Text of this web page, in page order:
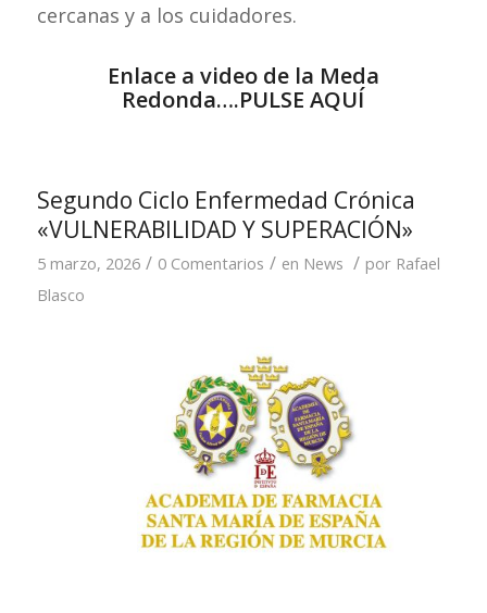
cercanas y a los cuidadores.
Enlace a video de la Meda
Redonda….PULSE AQUÍ
Segundo Ciclo Enfermedad Crónica
«VULNERABILIDAD Y SUPERACIÓN»
5 marzo, 2026 / 0 Comentarios / en News / por Rafael
Blasco